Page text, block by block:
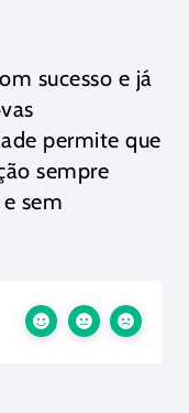
sucesso e já
permite que
sempre
sem